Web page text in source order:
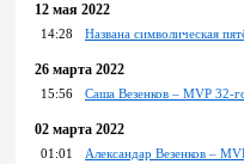
12 мая 2022
14:28 Названа символическая
26 марта 2022
15:56 Саша Везенков – MVP 32-
02 марта 2022
01:01 Александар Везенков –